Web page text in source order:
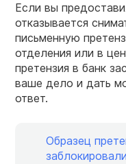
Если вы
отказывается
письменную
отделения или в
претензия в банк
ваше дело и дать
ответ.
Образец